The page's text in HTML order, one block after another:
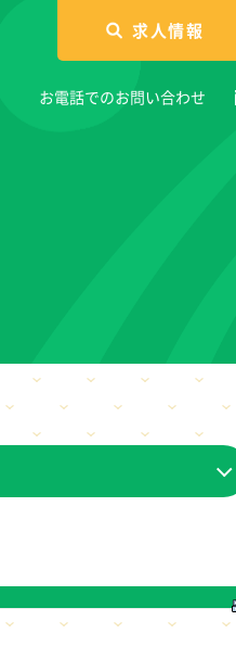
求人情報
お電話でのお問い合わせ